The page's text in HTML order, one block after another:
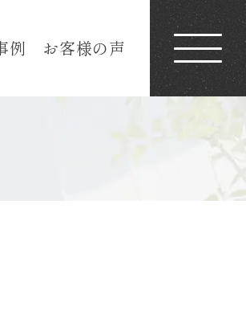
例 お客様の声